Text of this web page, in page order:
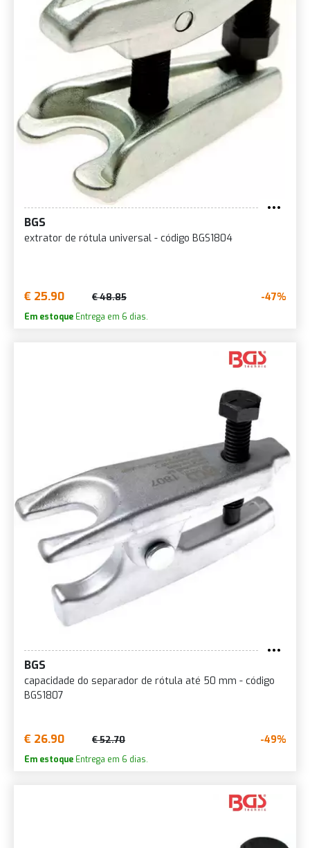
BGS
extrator de rótula universal - código BGS1804
€ 25.90 € 48.85 -47%
Em estoque Entrega em 6 dias.
BGS
capacidade do separador de rótula até 50 mm - código
BGS1807
€ 26.90 € 52.70 -49%
Em estoque Entrega em 6 dias.